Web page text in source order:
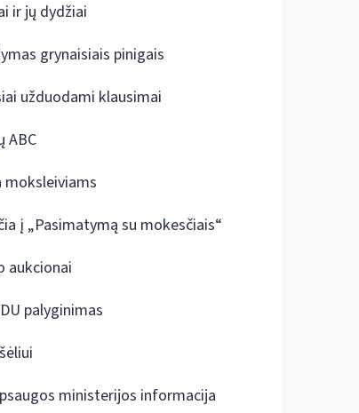
ir jų dydžiai
grynaisiais pinigais
užduodami klausimai
ABC
moksleiviams
į „Pasimatymą su mokesčiais“
aukcionai
palyginimas
ministerijos informacija